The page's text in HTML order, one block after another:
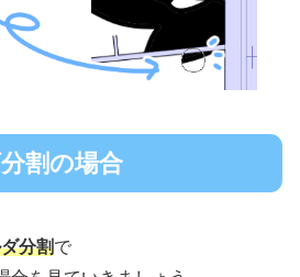
割の場合
分割で